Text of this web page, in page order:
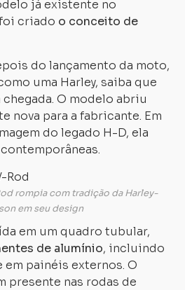
já existente no
criado o conceito de
do lançamento da moto,
uma Harley, saiba que
O modelo abriu
nova para a fabricante. Em
do legado H-D, ela
rompia com tradição da Harley-
em seu design
em um quadro tubular,
de alumínio, incluindo
painéis externos. O
presente nas rodas de